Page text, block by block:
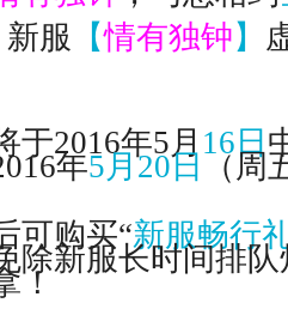
新服 【情有独钟 】
于2016年5月16日
年5月20日 （
购买“新服畅行
除新服长时间排
！